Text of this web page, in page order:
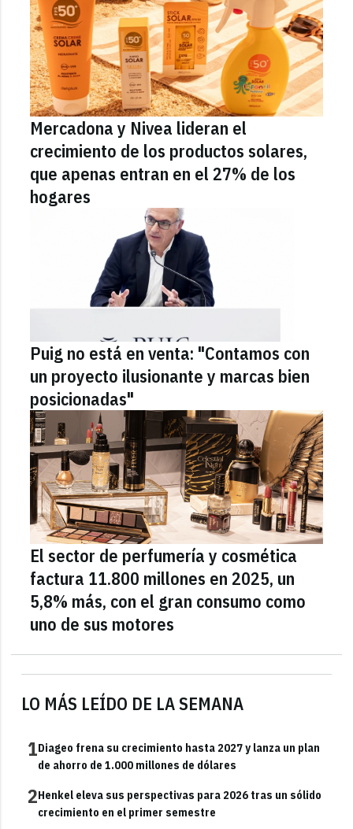
LO MÁS LEÍDO DE LA SEMANA
1Diageo frena su crecimiento hasta 2027 y lanza un plan
de ahorro de 1.000 millones de dólares
2Henkel eleva sus perspectivas para 2026 tras un sólido
crecimiento en el primer semestre
Mercadona y Nivea lideran el
crecimiento de los productos solares,
que apenas entran en el 27% de los
hogares
Puig no está en venta: "Contamos con
un proyecto ilusionante y marcas bien
posicionadas"
El sector de perfumería y cosmética
factura 11.800 millones en 2025, un
5,8% más, con el gran consumo como
uno de sus motores